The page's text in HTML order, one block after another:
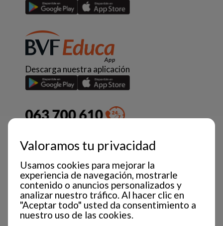
Valoramos tu privacidad
Usamos cookies para mejorar la
experiencia de navegación, mostrarle
contenido o anuncios personalizados y
analizar nuestro tráfico. Al hacer clic en
"Aceptar todo" usted da consentimiento a
nuestro uso de las cookies.
Descarga nuestra aplicación